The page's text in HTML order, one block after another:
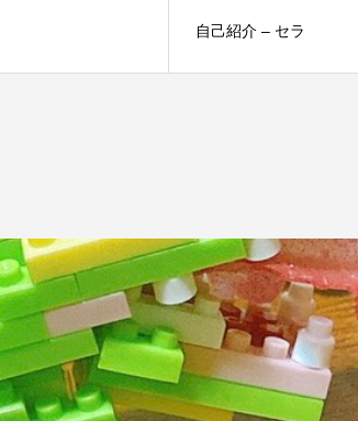
自己紹介 – セラ